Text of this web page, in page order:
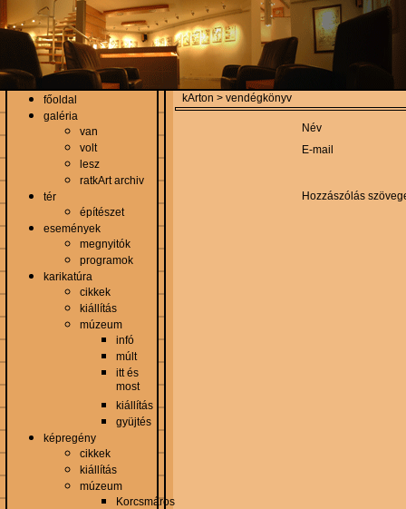
főoldal
galéria
van
volt
lesz
ratkArt archiv
tér
építészet
események
megnyitók
programok
karikatúra
cikkek
kiállítás
múzeum
infó
múlt
itt és
most
kiállítás
gyüjtés
képregény
cikkek
kiállítás
múzeum
Korcsmáros
kArton > vendégkönyv
Név
E-mail
Hozzászólás